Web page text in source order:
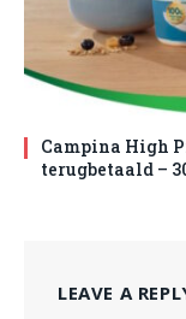
Campina High
terugbetaald –
LEAVE A